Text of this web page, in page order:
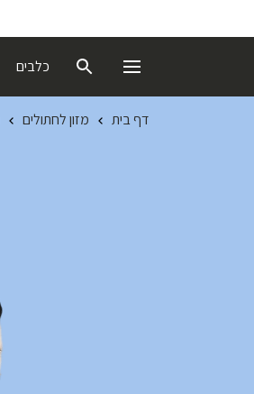
כלבים
דף בית מזון לחתולים